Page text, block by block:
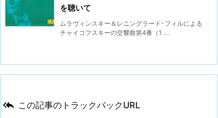
を聴いて
ムラヴィンスキー＆レニングラード･フィルによる
チャイコフスキーの交響曲第4番（1 ...
 この記事のトラックバックURL